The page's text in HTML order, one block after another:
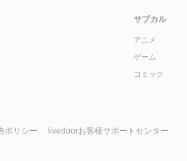
サブカル
アニメ
ゲーム
コミック
ポリシー livedoorお客様サポートセンター